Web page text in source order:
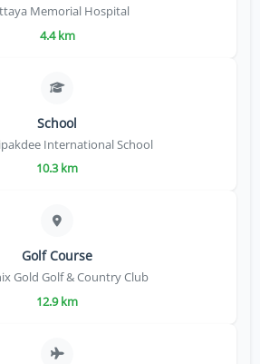
Memorial Hospital
4.4 km
School
International School
10.3 km
Golf Course
Gold Golf & Country Club
12.9 km